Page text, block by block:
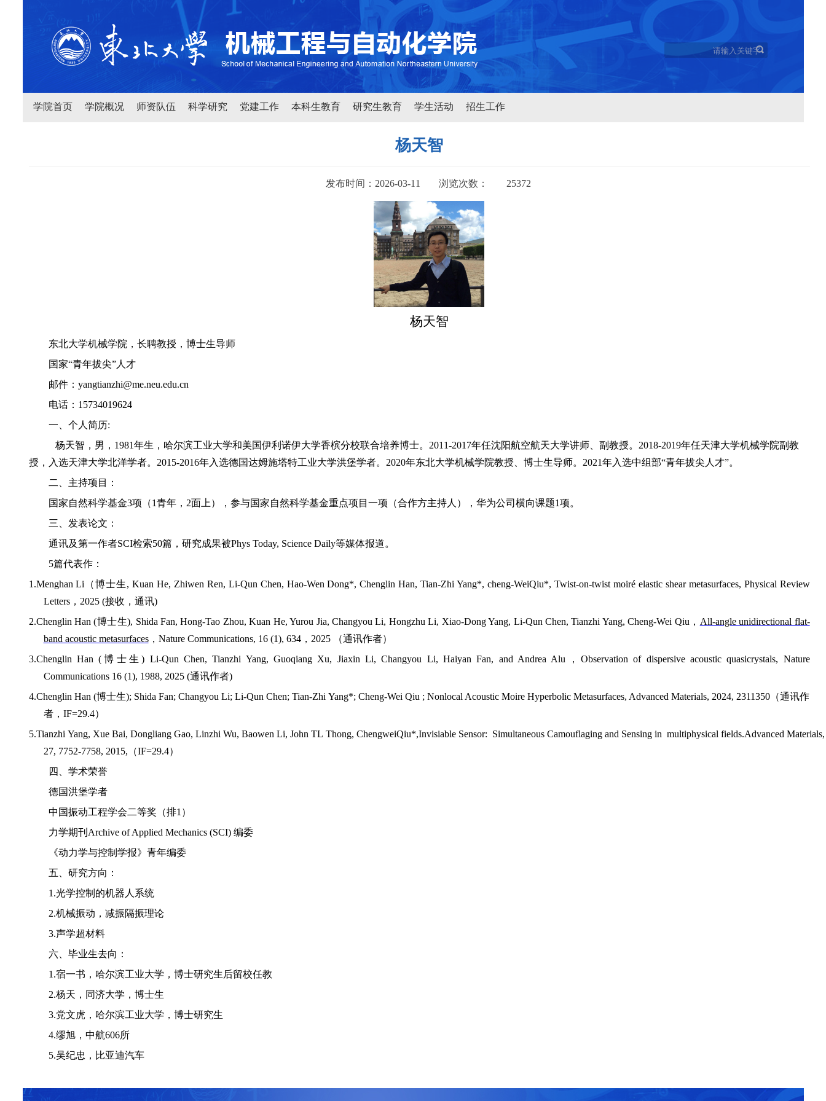
学院首页 学院概况 师资队伍 科学研究 党建工作 本科生教育 研究生教育 学生活动 招生工作
杨天智
发布时间：2026-03-11 浏览次数： 25372
杨天智
东北大学机械学院，长聘教授，博士生导师
国家“青年拔尖”人才
邮件： yangtianzhi@me.neu.edu.cn
电话： 15734019624
一、个人简历:
杨天智，男， 1981年生，哈尔滨工业大学和美国伊利诺伊大学香槟分校联合培养博士。 2011-2017年任沈阳航空航天大学讲师、副教授。 2018-2019年任天津大学机械学院副教
授，入选天津大学北洋学者。 2015-2016年入选德国达姆施塔特工业大学洪堡学者。 2020年东北大学机械学院教授、博士生导师。 2021年入选中组部“青年拔尖人才”。
二、主持项目：
国家自然科学基金3项（1青年， 2面上），参与国家自然科学基金重点项目一项（合作方主持人），华为公司横向课题1项。
三、发表论文：
通讯及第一作者SCI检索50篇，研究成果被Phys Today, Science Daily等媒体报道。
5篇代表作：
1.Menghan Li （博士生, Kuan He, Zhiwen Ren, Li-Qun Chen, Hao-Wen Dong*, Chenglin Han, Tian-Zhi Yang*, cheng-WeiQiu*, Twist-on-twist moiré elastic shear metasurfaces, Physical Review
Letters， 2025 (接收，通讯)
2.Chenglin Han (博士生), Shida Fan, Hong-Tao Zhou, Kuan He, Yurou Jia, Changyou Li, Hongzhu Li, Xiao-Dong Yang, Li-Qun Chen,Tianzhi Yang, Cheng-Wei Qiu ， All-angle unidirectional flat-
band acoustic metasurfaces， Nature Communications, 16 (1), 634， 2025
（通讯作者）
3.Chenglin Han ( 博士生) Li-Qun Chen, Tianzhi Yang, Guoqiang Xu, Jiaxin Li, Changyou Li, Haiyan Fan, and Andrea Alu ， Observation of dispersive acoustic quasicrystals, Nature
Communications 16 (1), 1988, 2025 (通讯作者)
4.Chenglin Han (博士生); Shida Fan; Changyou Li; Li-Qun Chen; Tian-Zhi Yang*; Cheng-Wei Qiu ; Nonlocal Acoustic Moire Hyperbolic Metasurfaces, Advanced Materials, 2024, 2311350（通讯作
者， IF=29.4）
5.Tianzhi Yang, Xue Bai, Dongliang Gao, Linzhi Wu, Baowen Li, John TL Thong, ChengweiQiu*,Invisiable Sensor: Simultaneous Camouflaging and Sensing in multiphysical fields.Advanced Materials,
27, 7752-7758, 2015, （IF=29.4）
四、学术荣誉
德国洪堡学者
中国振动工程学会二等奖（排1 ）
力学期刊 Archive of Applied Mechanics (SCI) 编委
《动力学与控制学报》青年编委
五、研究方向：
1.光学控制的机器人系统
2.机械振动，减振隔振理论
3.声学超材料
六、毕业生去向：
1.宿一书，哈尔滨工业大学，博士研究生后留校任教
2.杨天，同济大学，博士生
3.党文虎，哈尔滨工业大学，博士研究生
4.缪旭，中航606所
5.吴纪忠，比亚迪汽车